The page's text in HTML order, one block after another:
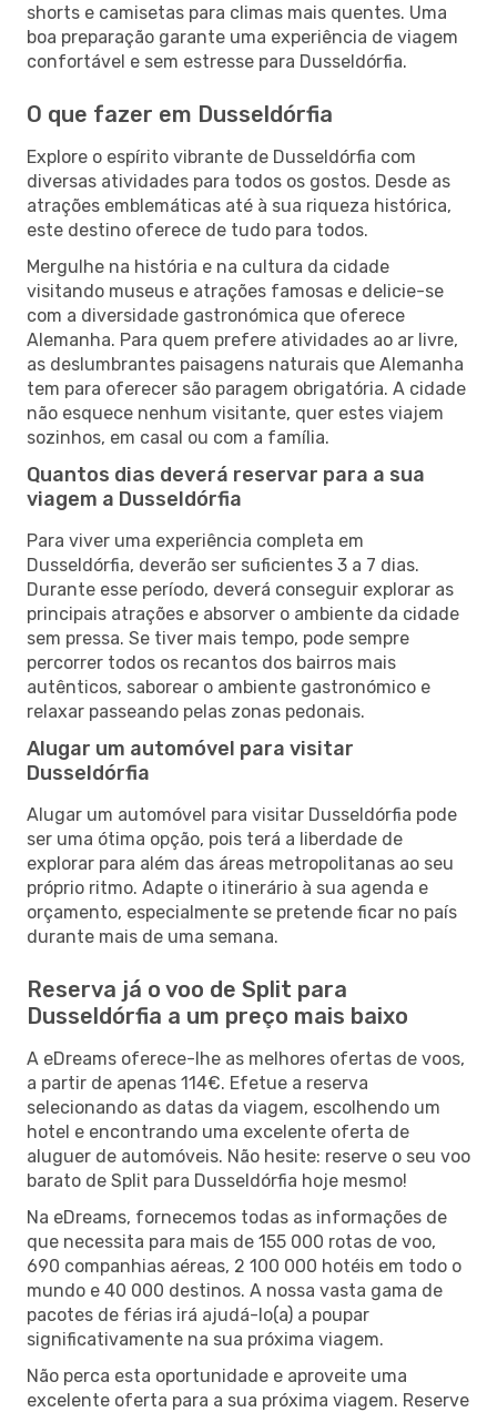
shorts e camisetas para climas mais quentes. Uma
boa preparação garante uma experiência de viagem
confortável e sem estresse para Dusseldórfia.
O que fazer em Dusseldórfia
Explore o espírito vibrante de Dusseldórfia com
diversas atividades para todos os gostos. Desde as
atrações emblemáticas até à sua riqueza histórica,
este destino oferece de tudo para todos.
Mergulhe na história e na cultura da cidade
visitando museus e atrações famosas e delicie-se
com a diversidade gastronómica que oferece
Alemanha. Para quem prefere atividades ao ar livre,
as deslumbrantes paisagens naturais que Alemanha
tem para oferecer são paragem obrigatória. A cidade
não esquece nenhum visitante, quer estes viajem
sozinhos, em casal ou com a família.
Quantos dias deverá reservar para a sua
viagem a Dusseldórfia
Para viver uma experiência completa em
Dusseldórfia, deverão ser suficientes 3 a 7 dias.
Durante esse período, deverá conseguir explorar as
principais atrações e absorver o ambiente da cidade
sem pressa. Se tiver mais tempo, pode sempre
percorrer todos os recantos dos bairros mais
autênticos, saborear o ambiente gastronómico e
relaxar passeando pelas zonas pedonais.
Alugar um automóvel para visitar
Dusseldórfia
Alugar um automóvel para visitar Dusseldórfia pode
ser uma ótima opção, pois terá a liberdade de
explorar para além das áreas metropolitanas ao seu
próprio ritmo. Adapte o itinerário à sua agenda e
orçamento, especialmente se pretende ficar no país
durante mais de uma semana.
Reserva já o voo de Split para
Dusseldórfia a um preço mais baixo
A eDreams oferece-lhe as melhores ofertas de voos,
a partir de apenas 114€. Efetue a reserva
selecionando as datas da viagem, escolhendo um
hotel e encontrando uma excelente oferta de
aluguer de automóveis. Não hesite: reserve o seu voo
barato de Split para Dusseldórfia hoje mesmo!
Na eDreams, fornecemos todas as informações de
que necessita para mais de 155 000 rotas de voo,
690 companhias aéreas, 2 100 000 hotéis em todo o
mundo e 40 000 destinos. A nossa vasta gama de
pacotes de férias irá ajudá-lo(a) a poupar
significativamente na sua próxima viagem.
Não perca esta oportunidade e aproveite uma
excelente oferta para a sua próxima viagem. Reserve